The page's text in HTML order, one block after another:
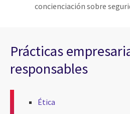
concienciación sobre
Prácticas
responsables
Ética